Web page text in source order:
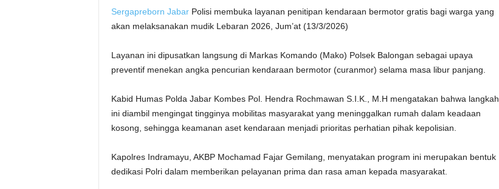
Sergapreborn JabarPolisi membuka layanan penitipan kendaraan bermotor gratis bagi warga yang
akan melaksanakan mudik Lebaran 2026, Jum’at (13/3/2026)
Layanan ini dipusatkan langsung di Markas Komando (Mako) Polsek Balongan sebagai upaya
preventif menekan angka pencurian kendaraan bermotor (curanmor) selama masa libur panjang.
Kabid Humas Polda Jabar Kombes Pol. Hendra Rochmawan S.I.K., M.H mengatakan bahwa langkah
ini diambil mengingat tingginya mobilitas masyarakat yang meninggalkan rumah dalam keadaan
kosong, sehingga keamanan aset kendaraan menjadi prioritas perhatian pihak kepolisian.
Kapolres Indramayu, AKBP Mochamad Fajar Gemilang, menyatakan program ini merupakan bentuk
dedikasi Polri dalam memberikan pelayanan prima dan rasa aman kepada masyarakat.